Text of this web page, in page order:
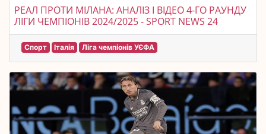
РЕАЛ ПРОТИ МІЛАНА: АНАЛІЗ І ВІДЕО 4-ГО РАУНДУ
ЛІГИ ЧЕМПІОНІВ 2024/2025 - SPORT NEWS 24
Спорт Італія Ліга чемпіонів УЄФА